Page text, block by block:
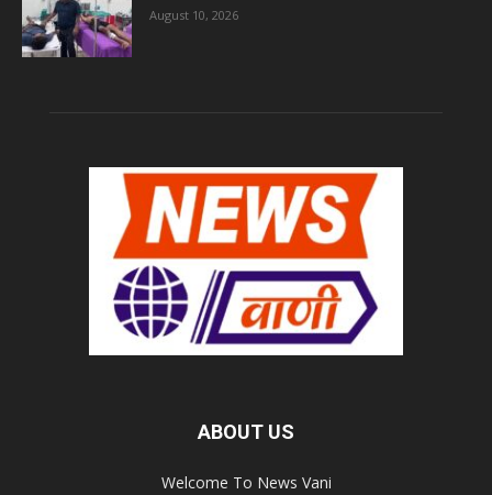
August 10, 2026
ABOUT US
Welcome To News Vani